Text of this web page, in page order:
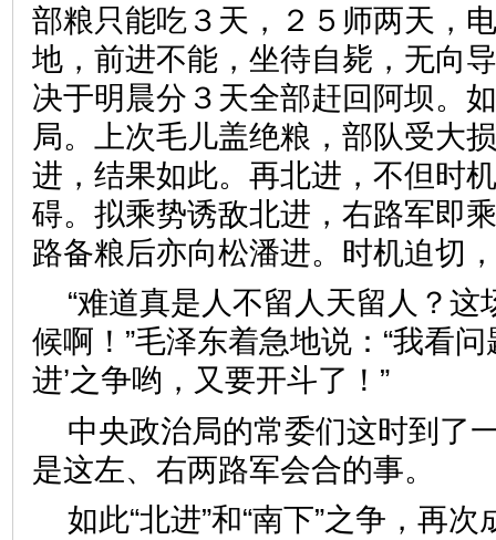
部粮只能吃３天，２５师两天，
地，前进不能，坐待自毙，无向
决于明晨分３天全部赶回阿坝。
局。上次毛儿盖绝粮，部队受大
进，结果如此。再北进，不但时
碍。拟乘势诱敌北进，右路军即
路备粮后亦向松潘进。时机迫切
“难道真是人不留人天留人？
候啊！”毛泽东着急地说：“我看问
进’之争哟，又要开斗了！”
中央政治局的常委们这时到了
是这左、右两路军会合的事。
如此“北进”和“南下”之争，再